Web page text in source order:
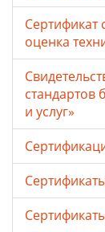
Сертификат
оценка
стандартов
и услуг»